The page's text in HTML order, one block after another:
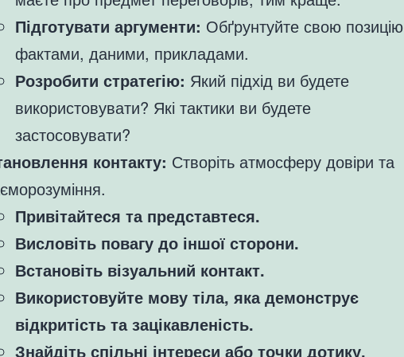
Підготувати аргументи: Обґрунтуйте свою позицію
фактами, даними, прикладами.
Розробити стратегію: Який підхід ви будете
використовувати? Які тактики ви будете
застосовувати?
контакту: Створіть атмосферу довіри та
Привітайтеся та представтеся.
Висловіть повагу до іншої сторони.
Встановіть візуальний контакт.
Використовуйте мову тіла, яка демонструє
відкритість та зацікавленість.
Знайдіть спільні інтереси або точки дотику.